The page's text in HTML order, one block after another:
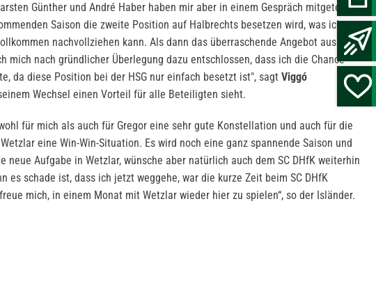
Günther und André Haber haben mir aber in einem Gespräch mitgeteilt,
Saison die zweite Position auf Halbrechts besetzen wird, was ich
nachvollziehen kann. Als dann das überraschende Angebot aus
mich nach gründlicher Überlegung dazu entschlossen, dass ich die Chance
da diese Position bei der HSG nur einfach besetzt ist", sagt Viggó
Wechsel einen Vorteil für alle Beteiligten sieht.
für mich als auch für Gregor eine sehr gute Konstellation und auch für die
eine Win-Win-Situation. Es wird noch eine ganz spannende Saison und
neue Aufgabe in Wetzlar, wünsche aber natürlich auch dem SC DHfK weiterhin
es schade ist, dass ich jetzt weggehe, war die kurze Zeit beim SC DHfK
mich, in einem Monat mit Wetzlar wieder hier zu spielen“, so der Isländer.